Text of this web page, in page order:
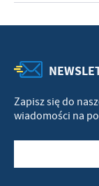
Zapisz się do
wiadomości na